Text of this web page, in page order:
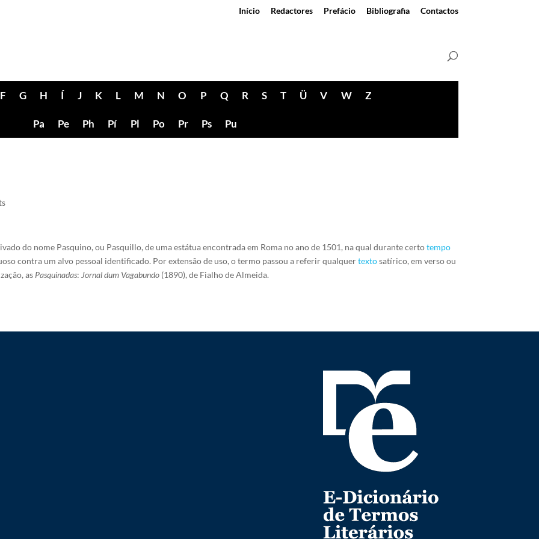
Início Redactores Prefácio Bibliografia Contactos
F G H Í J K L M N O P Q R S T Ü V W Z
Pa Pe Ph Pí Pl Po Pr Ps Pu
do nome Pasquino, ou Pasquillo, de uma estátua encontrada em Roma no ano de 1501, na qual durante certotempo
contra um alvo pessoal identificado. Por extensão de uso, o termo passou a referir qualquertextosatírico, em verso ou
as Pasquinadas: Jornal dum Vagabundo (1890), de Fialho de Almeida.